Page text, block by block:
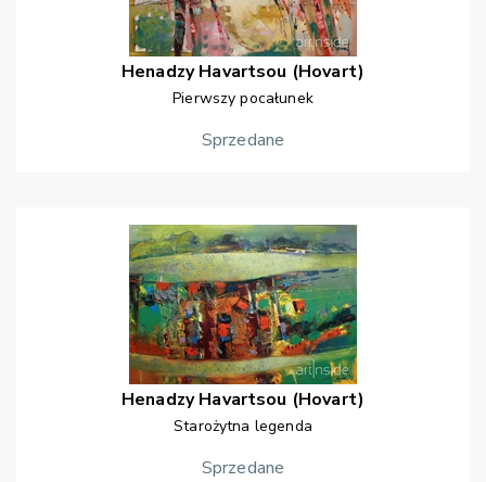
Henadzy Havartsou (Hovart)
Pierwszy pocałunek
Sprzedane
Henadzy Havartsou (Hovart)
Starożytna legenda
Sprzedane